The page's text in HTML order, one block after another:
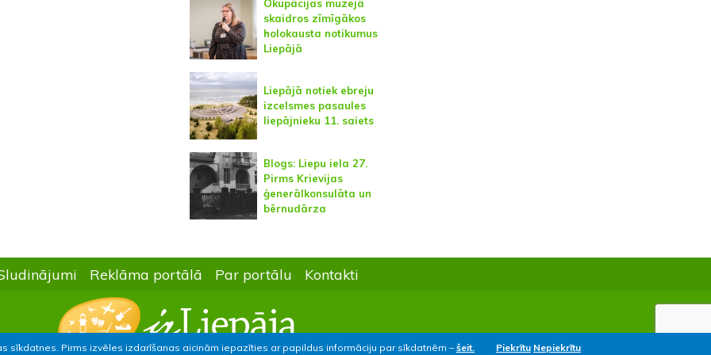
sīkdatnes. Pirms izvēles izdarīšanas aicinām iepazīties ar papildus informāciju par sīkdatnēm – šeit. Piekrītu Nepiekrītu
Okupācijas muzejā
skaidros zīmīgākos
holokausta notikumus
Liepājā
Liepājā notiek ebreju
izcelsmes pasaules
liepājnieku 11. saiets
Blogs: Liepu iela 27.
Pirms Krievijas
ģenerālkonsulāta un
bērnudārza
Reklāma portālā Par portālu Kontakti